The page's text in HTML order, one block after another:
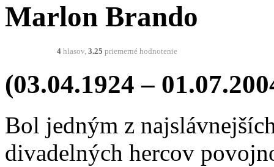
Marlon Brando
4 hlasov, 3.25 priemerné hodnotenie
(03.04.1924 –
Bol jedným z
divadelných hercov